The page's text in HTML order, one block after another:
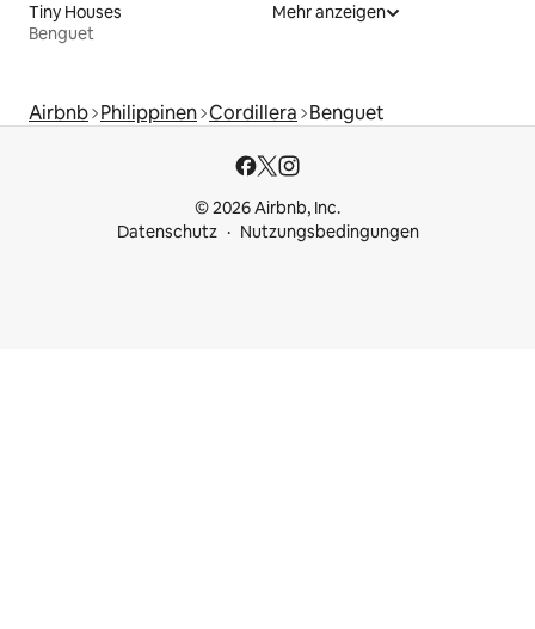
Tiny Houses
Benguet
Mehr anzeigen
Airbnb Philippinen Cordillera Benguet
© 2026 Airbnb, Inc.
Datenschutz
Nutzungsbedingungen